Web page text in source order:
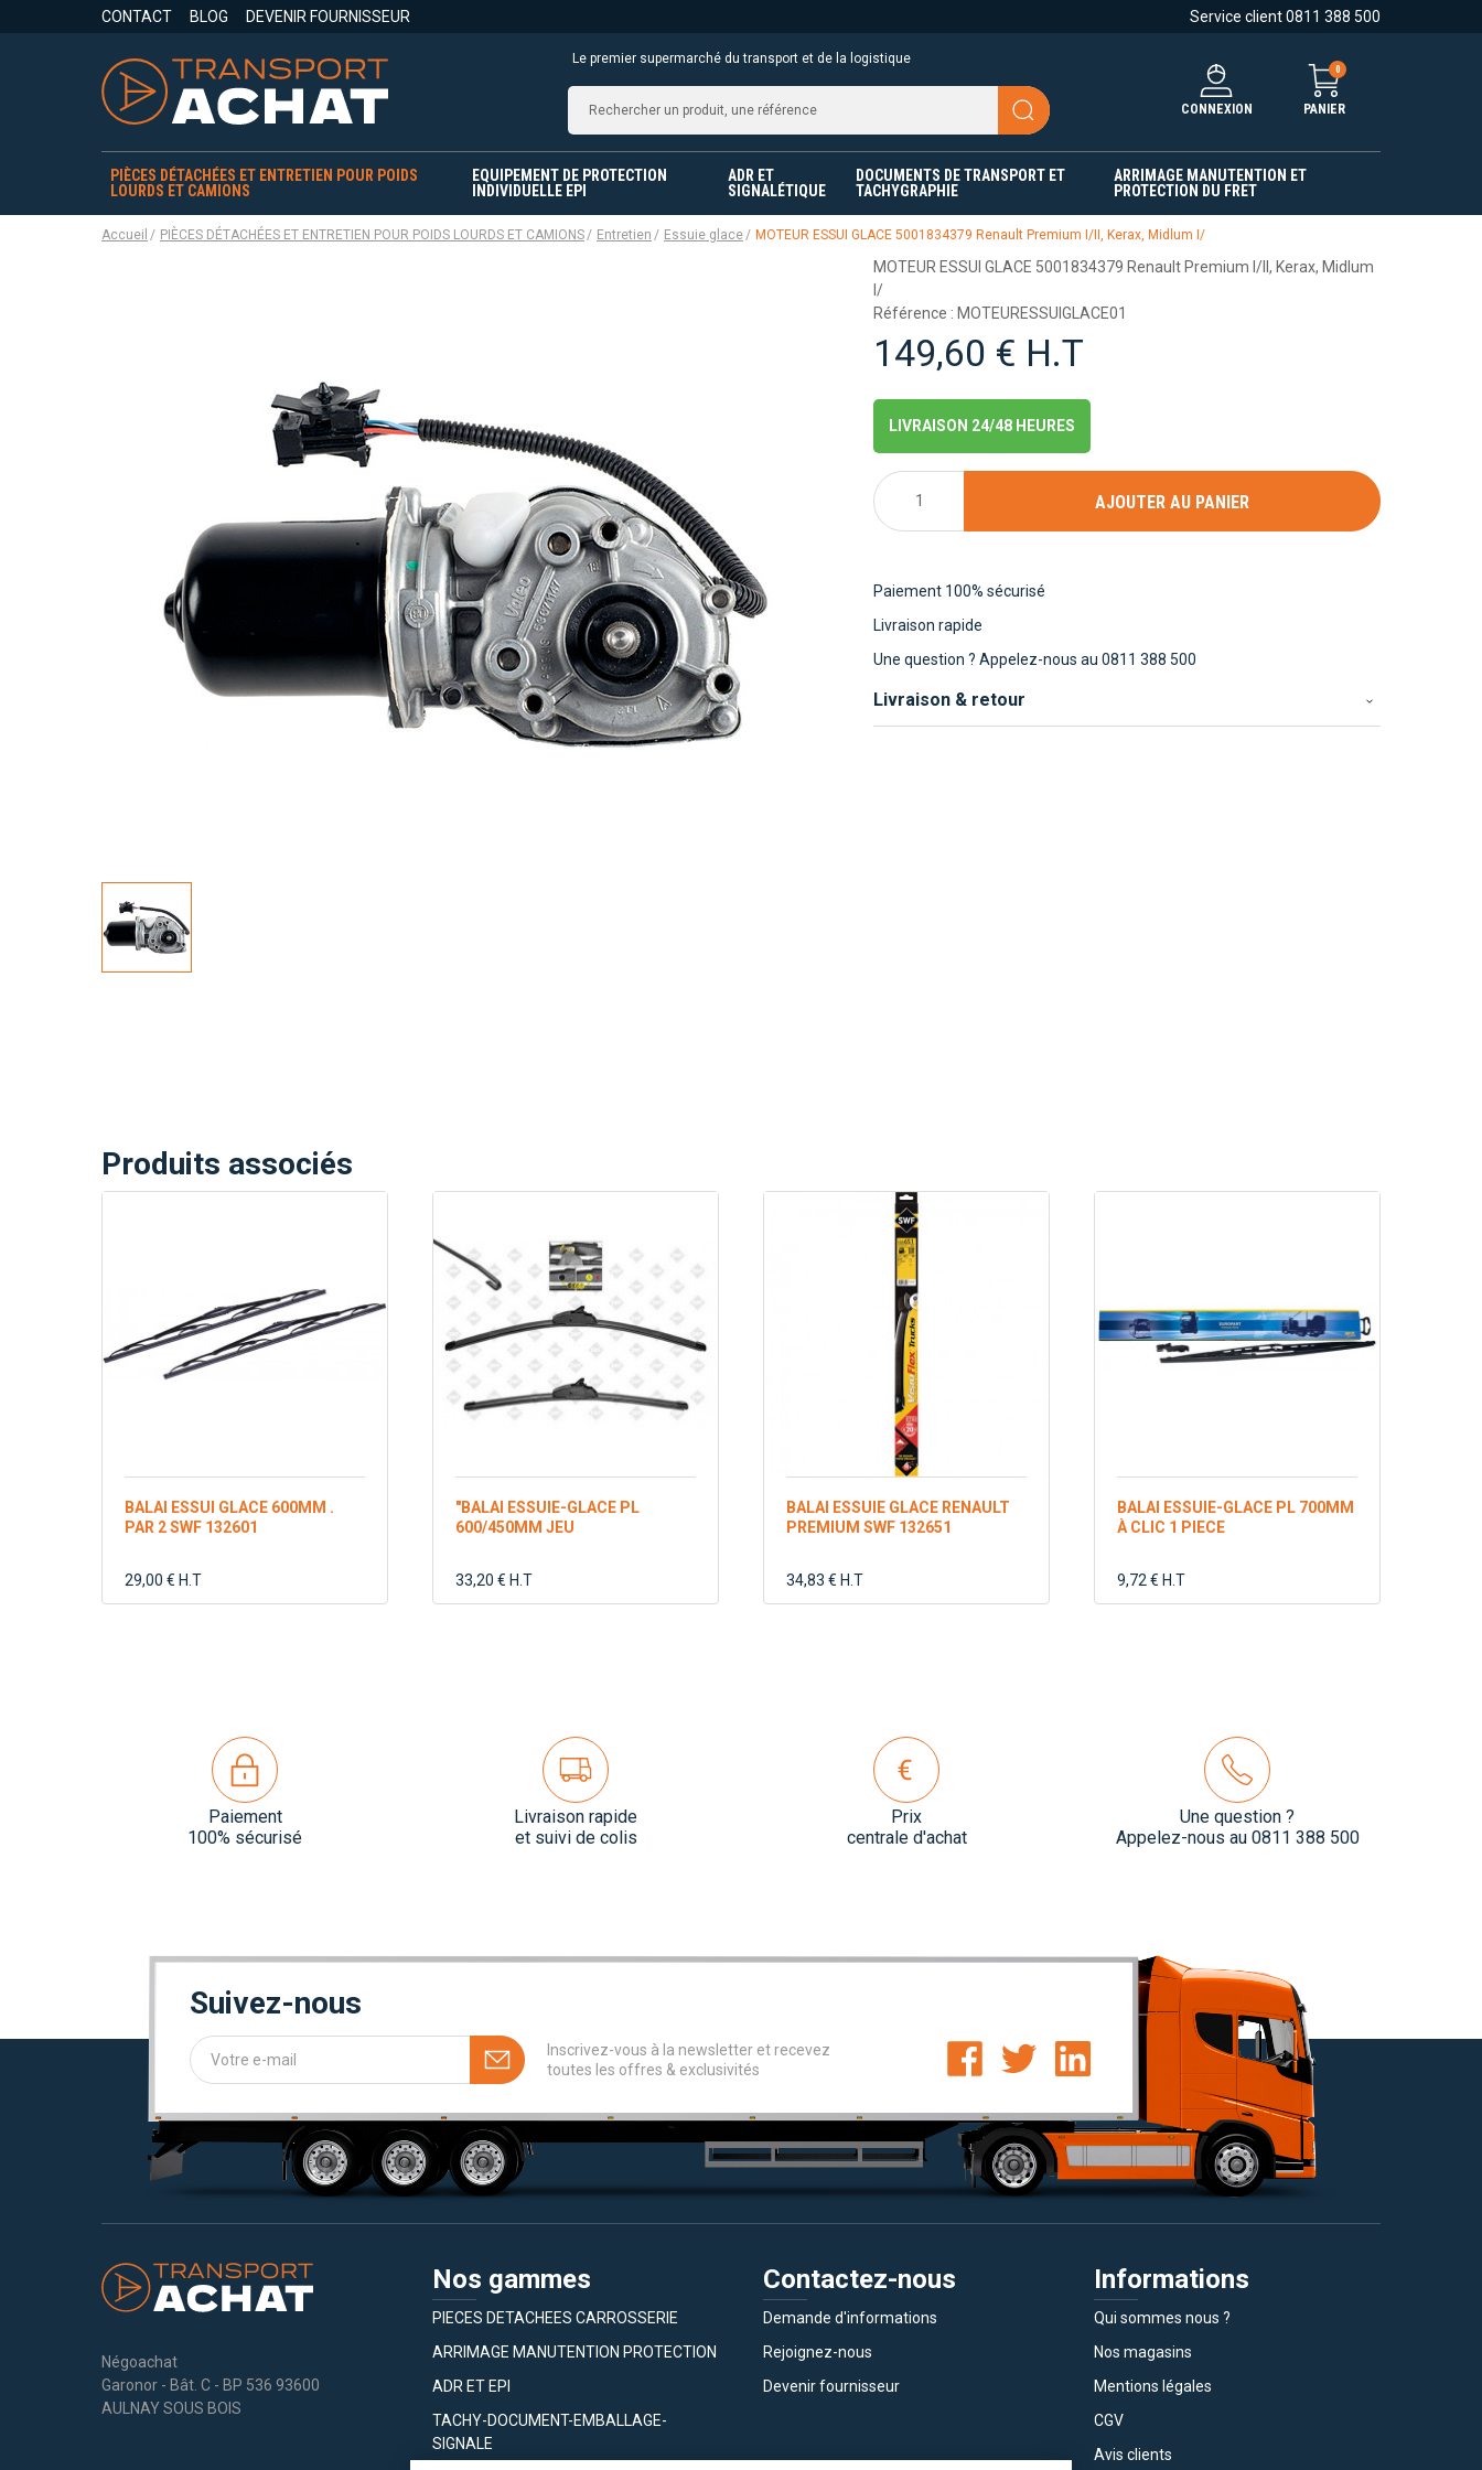
CONTACT BLOG DEVENIR FOURNISSEUR Service client 0811 388 500
Le premier supermarché du transport et de la logistique
CONNEXION PANIER
0
PIÈCES DÉTACHÉES ET ENTRETIEN POUR POIDS
LOURDS ET CAMIONS
EQUIPEMENT DE PROTECTION
INDIVIDUELLE EPI
ADR ET
SIGNALÉTIQUE
DOCUMENTS DE TRANSPORT ET
TACHYGRAPHIE
ARRIMAGE MANUTENTION ET
PROTECTION DU FRET
Accueil PIÈCES DÉTACHÉES ET ENTRETIEN POUR POIDS LOURDS ET CAMIONS Entretien Essuie glace MOTEUR ESSUI GLACE 5001834379 Renault Premium I/II, Kerax, Midlum I/
MOTEUR ESSUI GLACE 5001834379 Renault Premium I/II, Kerax, Midlum
I/
Référence : MOTEURESSUIGLACE01
149,60 € H.T
LIVRAISON 24/48 HEURES
AJOUTER AU PANIER
Paiement 100% sécurisé
Livraison rapide
Une question ? Appelez-nous au 0811 388 500
Livraison & retour
Produits associés
BALAI ESSUI GLACE 600MM .
PAR 2 SWF 132601
29,00 € H.T
"BALAI ESSUIE-GLACE PL
600/450MM JEU
33,20 € H.T
BALAI ESSUIE GLACE RENAULT
PREMIUM SWF 132651
34,83 € H.T
BALAI ESSUIE-GLACE PL 700MM
À CLIC 1 PIECE
9,72 € H.T
Paiement
100% sécurisé
Livraison rapide
et suivi de colis
Prix
centrale d'achat
Une question ?
Appelez-nous au 0811 388 500
Suivez-nous
Inscrivez-vous à la newsletter et recevez
toutes les offres & exclusivités
Négoachat
Garonor - Bât. C - BP 536 93600
AULNAY SOUS BOIS
Nos gammes
PIECES DETACHEES CARROSSERIE
ARRIMAGE MANUTENTION PROTECTION
ADR ET EPI
TACHY-DOCUMENT-EMBALLAGE-
SIGNALE
Contactez-nous
Demande d'informations
Rejoignez-nous
Devenir fournisseur
Informations
Qui sommes nous ?
Nos magasins
Mentions légales
CGV
Avis clients